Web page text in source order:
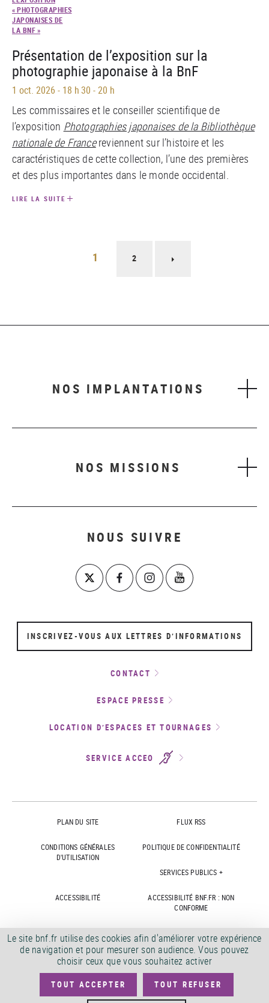
« PHOTOGRAPHIES
JAPONAISES DE
LA BNF »
Présentation de l’exposition sur la
photographie japonaise à la BnF
1 oct. 2026 - 18 h 30 - 20 h
Les commissaires et le conseiller scientifique de
l’exposition Photographies japonaises de la Bibliothèque
nationale de Francereviennent sur l’histoire et les
caractéristiques de cette collection, l’une des premières
et des plus importantes dans le monde occidental.
LIRE LA SUITE
1 2
NOS IMPLANTATIONS
NOS MISSIONS
NOUS SUIVRE
INSCRIVEZ-VOUS AUX LETTRES D’INFORMATIONS
CONTACT
ESPACE PRESSE
LOCATION D’ESPACES ET TOURNAGES
SERVICE ACCEO
PLAN DU SITE FLUX RSS
CONDITIONS GÉNÉRALES
D'UTILISATION
POLITIQUE DE CONFIDENTIALITÉ
SERVICES PUBLICS +
ACCESSIBILITÉ
ACCESSIBILITÉ BNF.FR : NON
CONFORME
MARCHÉS PUBLICS OFFRES D'EMPLOI
DÉMATÉRIALISATION FACTURES CRÉDITS
©
Le site bnf.fr utilise des cookies afin d'améliorer votre expérience
de navigation et pour mesurer son audience. Vous pouvez
choisir ceux que vous souhaitez activer
TOUT ACCEPTER TOUT REFUSER